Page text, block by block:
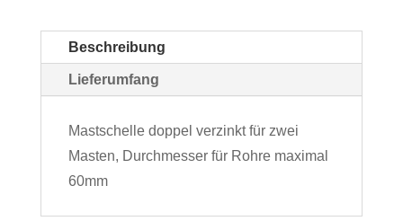
Beschreibung
Lieferumfang
Mastschelle doppel verzinkt für zwei
Masten, Durchmesser für Rohre maximal
60mm